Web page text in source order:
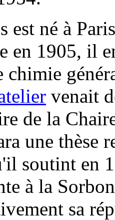
est né à
en 1905, il
venait
de la
une thèse
soutint en
à la
sa